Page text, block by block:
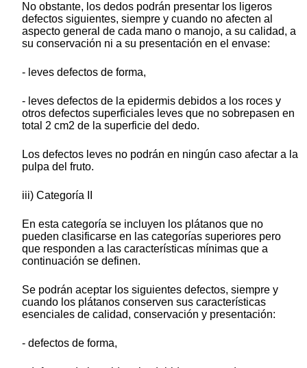
No obstante, los dedos podrán presentar los ligeros
defectos siguientes, siempre y cuando no afecten al
aspecto general de cada mano o manojo, a su calidad, a
su conservación ni a su presentación en el envase:
- leves defectos de forma,
- leves defectos de la epidermis debidos a los roces y
otros defectos superficiales leves que no sobrepasen en
total 2 cm2 de la superficie del dedo.
Los defectos leves no podrán en ningún caso afectar a la
pulpa del fruto.
iii) Categoría II
En esta categoría se incluyen los plátanos que no
pueden clasificarse en las categorías superiores pero
que responden a las características mínimas que a
continuación se definen.
Se podrán aceptar los siguientes defectos, siempre y
cuando los plátanos conserven sus características
esenciales de calidad, conservación y presentación:
- defectos de forma,